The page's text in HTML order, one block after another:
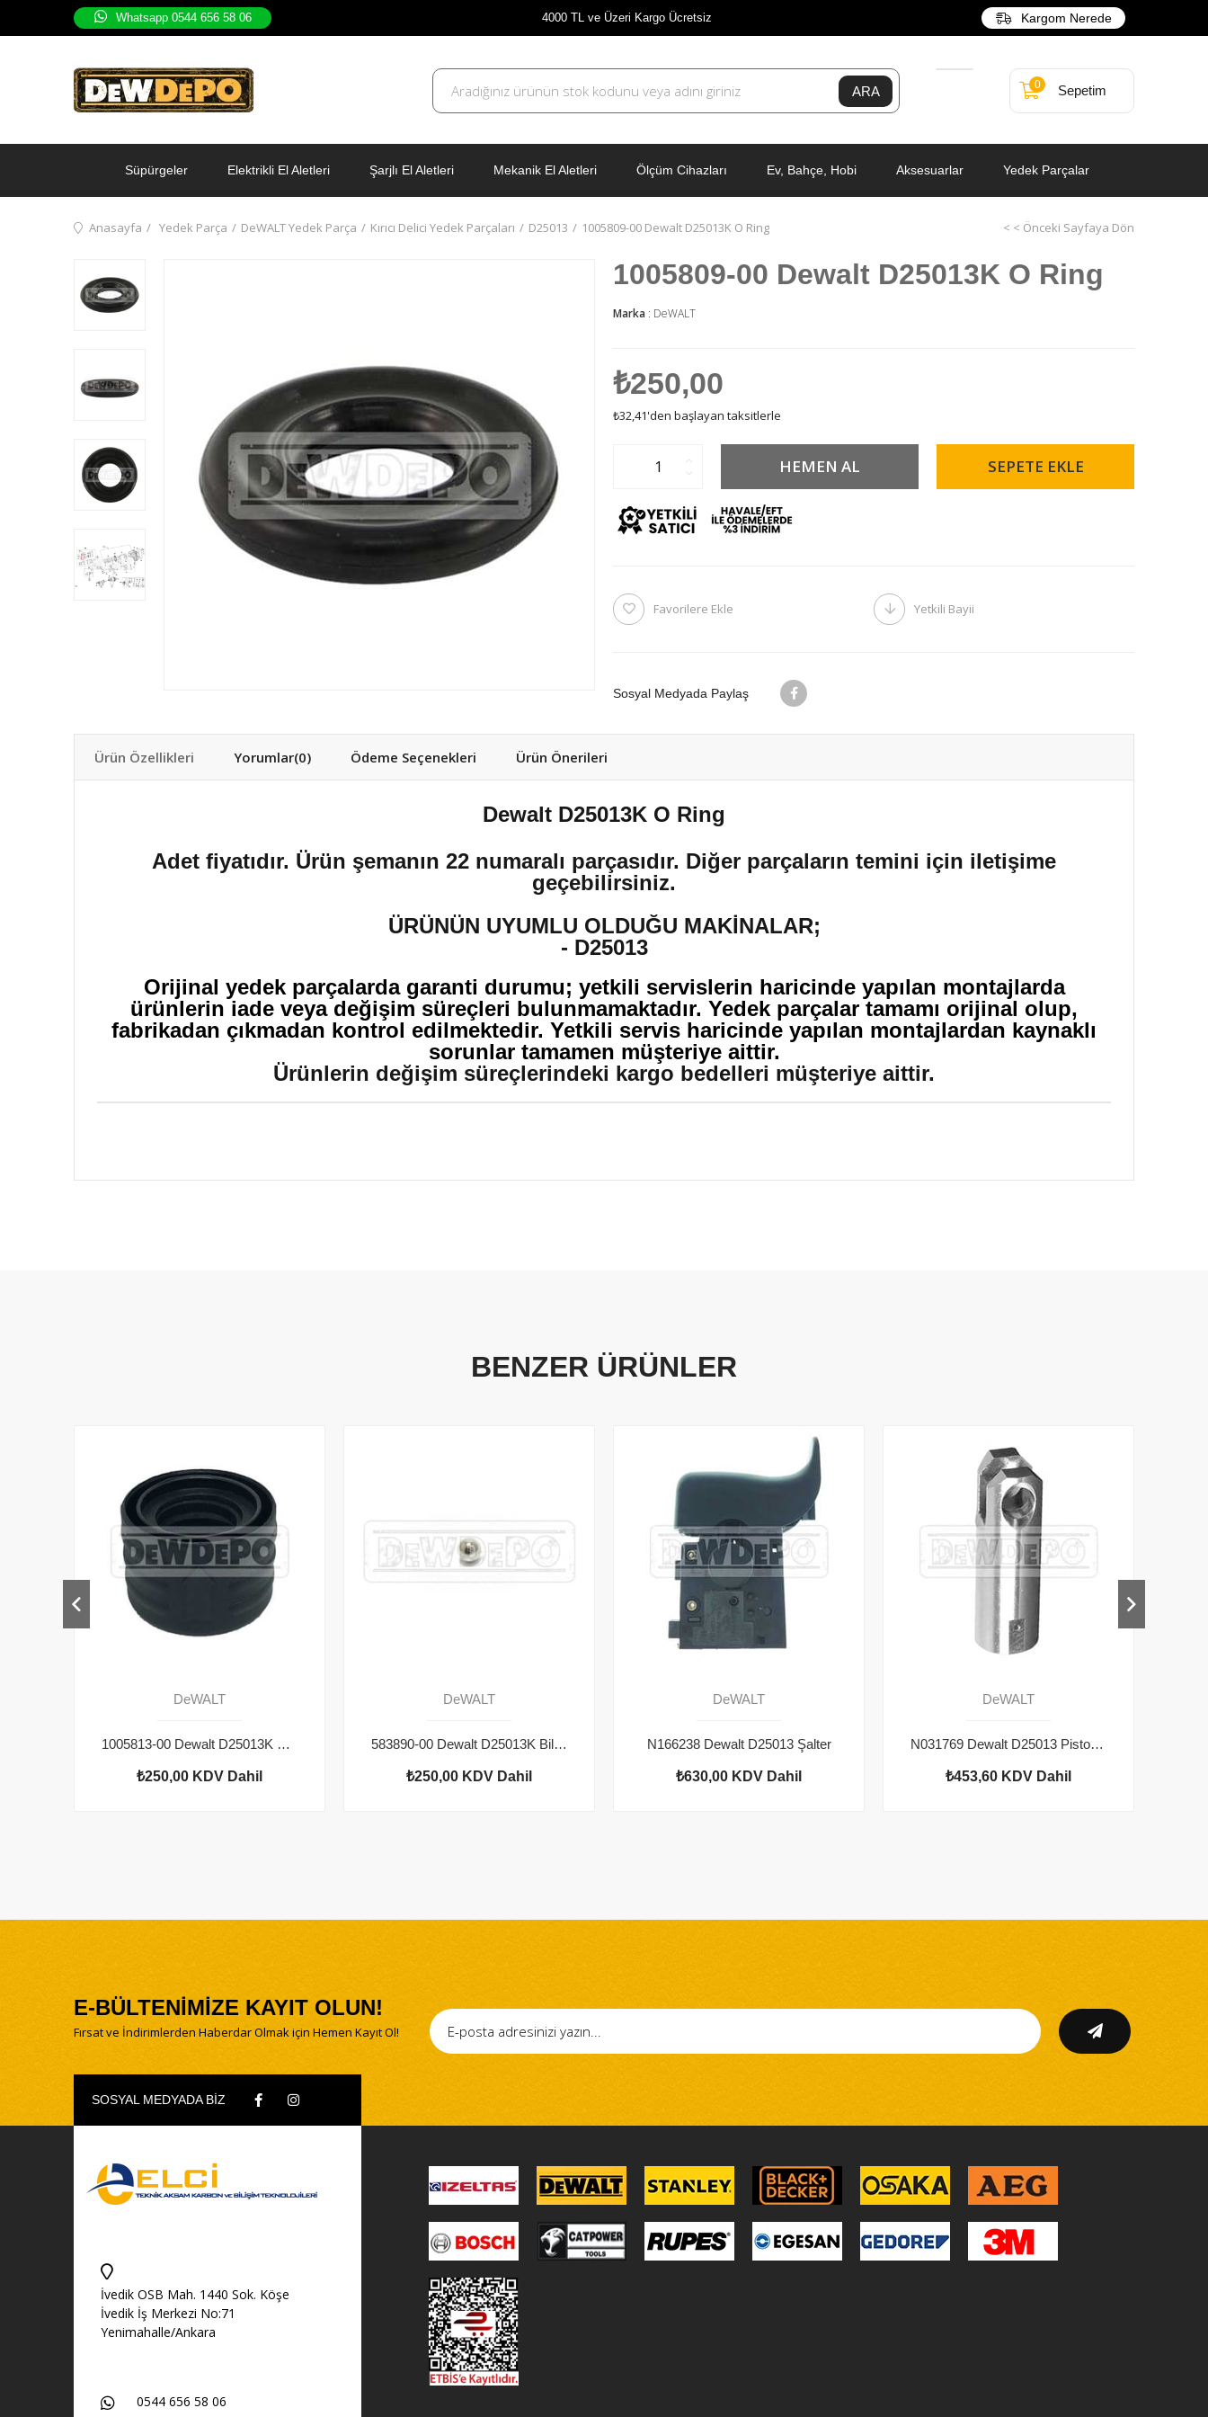
Whatsapp 0544 656 58 06 4000 TL ve Üzeri Kargo Ücretsiz Kargom Nerede
Sepetim
0
Süpürgeler Elektrikli El Aletleri Şarjlı El Aletleri Mekanik El Aletleri Ölçüm Cihazları Ev, Bahçe, Hobi Aksesuarlar Yedek Parçalar
Anasayfa Yedek Parça DeWALT Yedek Parça Kırıcı Delici Yedek Parçaları D25013 1005809-00 Dewalt D25013K O Ring < < Önceki Sayfaya Dön
1005809-00 Dewalt D25013K O Ring
Marka : DeWALT
₺250,00
₺32,41'den başlayan taksitlerle
Favorilere Ekle Yetkili Bayii
Sosyal Medyada Paylaş
Ürün Özellikleri Yorumlar(0) Ödeme Seçenekleri Ürün Önerileri
Dewalt D25013K O Ring
Adet fiyatıdır. Ürün şemanın 22 numaralı parçasıdır. Diğer parçaların temini için iletişime
geçebilirsiniz.
ÜRÜNÜN UYUMLU OLDUĞU MAKİNALAR;
- D25013
Orijinal yedek parçalarda garanti durumu; yetkili servislerin haricinde yapılan montajlarda
ürünlerin iade veya değişim süreçleri bulunmamaktadır. Yedek parçalar tamamı orijinal olup,
fabrikadan çıkmadan kontrol edilmektedir. Yetkili servis haricinde yapılan montajlardan kaynaklı
sorunlar tamamen müşteriye aittir.
Ürünlerin değişim süreçlerindeki kargo bedelleri müşteriye aittir.
BENZER ÜRÜNLER
DeWALT
1005813-00 Dewalt D25013K Bilezik
₺250,00 KDV Dahil
DeWALT
583890-00 Dewalt D25013K Bilye
₺250,00 KDV Dahil
DeWALT
N166238 Dewalt D25013 Şalter
₺630,00 KDV Dahil
DeWALT
N031769 Dewalt D25013 Piston Kılıf
₺453,60 KDV Dahil
E-BÜLTENİMİZE KAYIT OLUN!
Fırsat ve İndirimlerden Haberdar Olmak için Hemen Kayıt Ol!
SOSYAL MEDYADA BİZ
İvedik OSB Mah. 1440 Sok. Köşe
İvedik İş Merkezi No:71
Yenimahalle/Ankara
0544 656 58 06